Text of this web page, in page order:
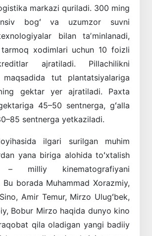
markazi quriladi. 300 ming
bogʻ va uzumzor suvni
bilan taʼminlanadi,
tarmoq xodimlari uchun 10 foizli
ajratiladi. Pillachilikni
maqsadida tut plantatsiyalariga
gektar yer ajratiladi. Paxta
45–50 sentnerga, gʻalla
sentnerga yetkaziladi.
ilgari surilgan muhim
yana biriga alohida toʻxtalish
milliy kinematografiyani
Bu borada Muhammad Xorazmiy,
Amir Temur, Mirzo Ulugʻbek,
Bobur Mirzo haqida dunyo kino
qila oladigan yangi badiiy